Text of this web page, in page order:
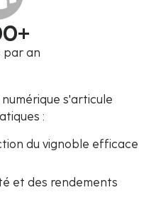
par an
s'articule
:
du vignoble efficace
et des rendements